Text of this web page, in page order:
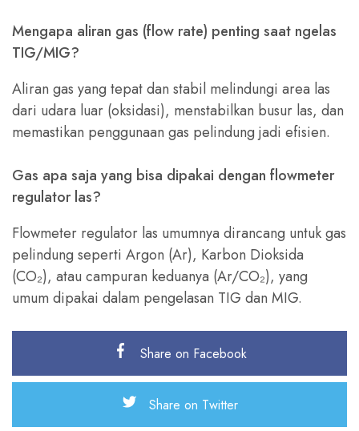
Mengapa aliran gas (flow rate) penting saat ngelas
TIG/MIG?
Aliran gas yang tepat dan stabil melindungi area las
dari udara luar (oksidasi), menstabilkan busur las, dan
memastikan penggunaan gas pelindung jadi efisien.
Gas apa saja yang bisa dipakai dengan flowmeter
regulator las?
Flowmeter regulator las umumnya dirancang untuk gas
pelindung seperti Argon (Ar), Karbon Dioksida
(CO₂), atau campuran keduanya (Ar/CO₂), yang
umum dipakai dalam pengelasan TIG dan MIG.
Share on Facebook
Share on Twitter